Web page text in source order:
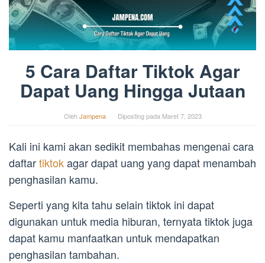
5 Cara Daftar Tiktok Agar
Dapat Uang Hingga Jutaan
OlehJampena Diposting pada Maret 7, 2023
Kali ini kami akan sedikit membahas mengenai cara
daftartiktokagar dapat uang yang dapat menambah
penghasilan kamu.
Seperti yang kita tahu selain tiktok ini dapat
digunakan untuk media hiburan, ternyata tiktok juga
dapat kamu manfaatkan untuk mendapatkan
penghasilan tambahan.